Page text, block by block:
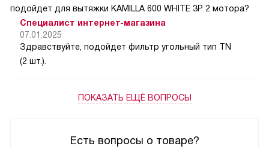
Есть вопросы о товаре?
подойдет для вытяжки KAMILLA 600 WHITE 3P 2 мотора?
Специалист интернет-магазина
07.01.2025
Здравствуйте, подойдет фильтр угольный тип TN
(2 шт.).
ПОКАЗАТЬ ЕЩЁ ВОПРОСЫ